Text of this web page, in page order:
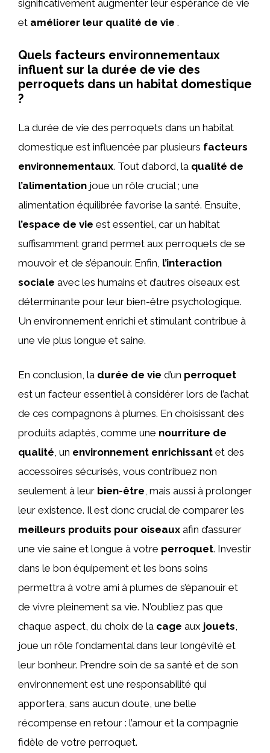
significativement augmenter leur espérance de vie
et améliorer leur qualité de vie .
Quels facteurs environnementaux
influent sur la durée de vie des
perroquets dans un habitat domestique
?
La durée de vie des perroquets dans un habitat
domestique est influencée par plusieurs facteurs
environnementaux. Tout d’abord, la qualité de
l’alimentation joue un rôle crucial ; une
alimentation équilibrée favorise la santé. Ensuite,
l’espace de vie est essentiel, car un habitat
suffisamment grand permet aux perroquets de se
mouvoir et de s’épanouir. Enfin, l’interaction
sociale avec les humains et d’autres oiseaux est
déterminante pour leur bien-être psychologique.
Un environnement enrichi et stimulant contribue à
une vie plus longue et saine.
En conclusion, la durée de vie d’un perroquet
est un facteur essentiel à considérer lors de l’achat
de ces compagnons à plumes. En choisissant des
produits adaptés, comme une nourriture de
qualité, un environnement enrichissant et des
accessoires sécurisés, vous contribuez non
seulement à leur bien-être, mais aussi à prolonger
leur existence. Il est donc crucial de comparer les
meilleurs produits pour oiseaux afin d’assurer
une vie saine et longue à votre perroquet. Investir
dans le bon équipement et les bons soins
permettra à votre ami à plumes de s’épanouir et
de vivre pleinement sa vie. N’oubliez pas que
chaque aspect, du choix de la cage aux jouets,
joue un rôle fondamental dans leur longévité et
leur bonheur. Prendre soin de sa santé et de son
environnement est une responsabilité qui
apportera, sans aucun doute, une belle
récompense en retour : l’amour et la compagnie
fidèle de votre perroquet.